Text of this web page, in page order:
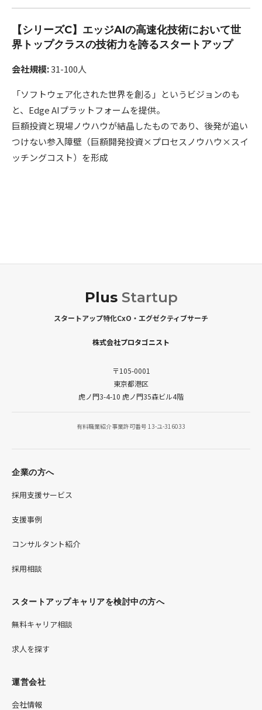
【シリーズC】エッジAIの高速化技術において世
界トップクラスの技術力を誇るスタートアップ
会社規模:31-100人
「ソフトウェア化された世界を創る」というビジョンのも
と、Edge AIプラットフォームを提供。
巨額投資と現場ノウハウが結晶したものであり、後発が追い
つけない参入障壁（巨額開発投資×プロセスノウハウ×スイ
ッチングコスト）を形成
Plus Startup
スタートアップ特化CxO・エグゼクティブサーチ
株式会社プロタゴニスト
〒105-0001
東京都港区
虎ノ門3-4-10 虎ノ門35森ビル4階
有料職業紹介事業許可番号 13-ユ-316033
企業の方へ
採用支援サービス
支援事例
コンサルタント紹介
採用相談
スタートアップキャリアを検討中の方へ
無料キャリア相談
求人を探す
運営会社
会社情報